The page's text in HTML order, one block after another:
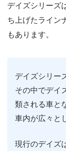
デイズシリーズ
ち上げたライン
もあります。
デイズシリー
その中でデイ
類される車と
車内が広々と
現行のデイズ